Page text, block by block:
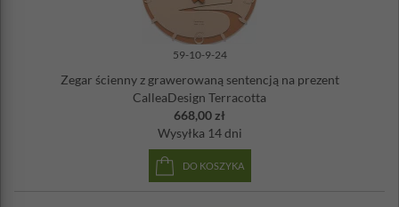
Mechanizm zegara wyprodukowany został w Niemczech
niezawodny i cichy, zasilany baterią AA. Wskazówki wykonane są z
metalu. Do zegara dołączona jest markowa, wysokiej jakości
bateria l AA oraz zestaw montażowy.
Maksymalna ilość znaków: 300 - wpisz w uwagach do zamówienia.
Materiał: włókno drzewne, wskazówki metalowe
Zasilanie: bateria AA (w zestawie)
Zestaw montażowy w zestawie
Wyprodukowany we Włoszech
59-10-9-24
Zegar ścienny z grawerowaną sentencją na prezent
CalleaDesign Terracotta
668,00 zł
Wysyłka 14 dni
DO KOSZYKA